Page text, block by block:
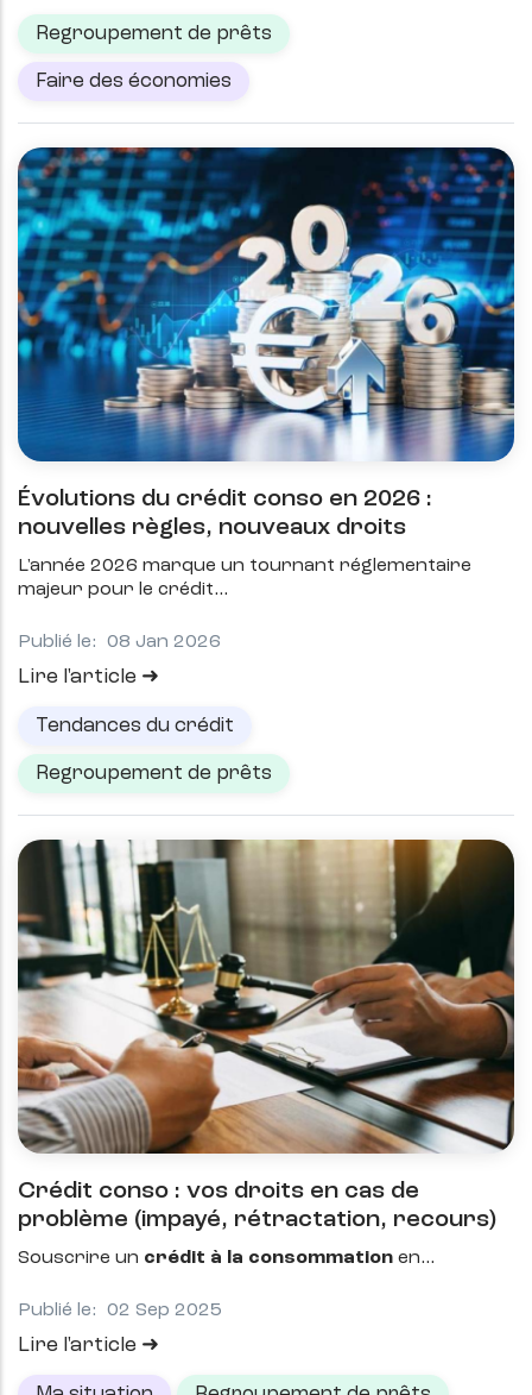
Regroupement de prêts
Faire des économies
Évolutions du crédit conso en 2026 :
nouvelles règles, nouveaux droits
L'année 2026 marque un tournant réglementaire
majeur pour le crédit
Publié le: 08 Jan 2026
Lire l'article
Tendances du crédit
Regroupement de prêts
Crédit conso : vos droits en cas de
problème (impayé, rétractation, recours)
Souscrire un crédit à la consommation en
Publié le: 02 Sep 2025
Lire l'article